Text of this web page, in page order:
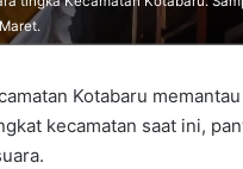
Kotabaru
kecamatan saat ini,